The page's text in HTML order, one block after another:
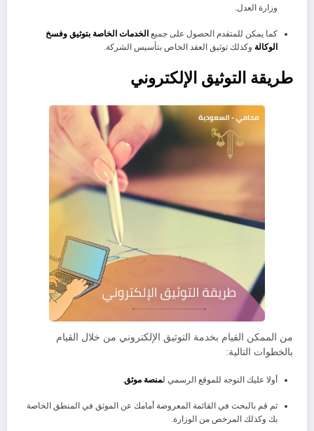
وزارة العدل.
كما يمكن للمتقدم الحصول على جميع الخدمات الخاصة بتوثيق وفسخ
الوكالة وكذلك توثيق العقد الخاص بتأسيس الشركة.
طريقة التوثيق الإلكتروني
من الممكن القيام بخدمة التوثيق الإلكتروني من خلال القيام
بالخطوات التالية:
أولا عليك التوجه للموقع الرسمي لمنصة موثق
ثم قم بالبحث في القائمة المعروضة أمامك عن الموثق في المنطق الخاصة
بك وكذلك المرخص من الوزارة.